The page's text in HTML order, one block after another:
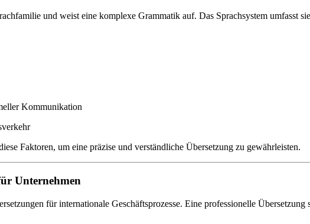
und weist eine komplexe Grammatik auf. Das Sprachsystem umfasst
Kommunikation
Faktoren, um eine präzise und verständliche Übersetzung zu gewährleisten.
Unternehmen
für internationale Geschäftsprozesse. Eine professionelle